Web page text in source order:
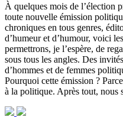
À quelques mois de l’élection
toute nouvelle émission
chroniques en tous genres,
d’humeur et d’humour, voici
permettrons, je l’espère, de
sous tous les angles. Des
d’hommes et de femmes
Pourquoi cette émission ?
à la politique. Après tout, nous